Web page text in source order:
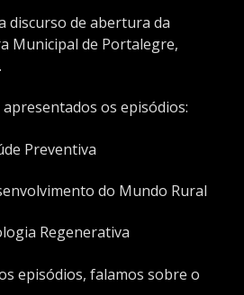
discurso de abertura da
Municipal de Portalegre,
os episódios:
Preventiva
do Mundo Rural
Regenerativa
episódios, falamos sobre o